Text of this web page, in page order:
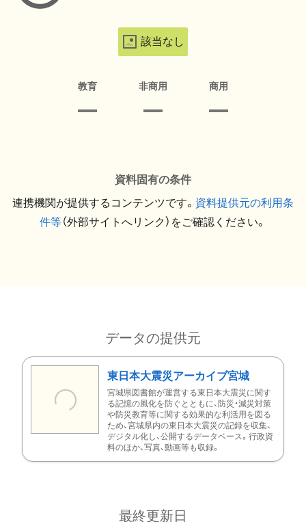
該当なし
教育 非商用 商用
資料固有の条件
連携機関が提供するコンテンツです。 資料提供元の利用条
件等（外部サイトへリンク）をご確認ください。
データの提供元
東日本大震災アーカイブ宮城
宮城県図書館が運営する東日本大震災に関す
る記憶の風化を防ぐとともに、防災・減災対策
や防災教育等に関する効果的な利活用を図る
ため、宮城県内の東日本大震災の記録を収集、
デジタル化し、公開するデータベース。行政資
料のほか、写真、動画等も収録。
最終更新日